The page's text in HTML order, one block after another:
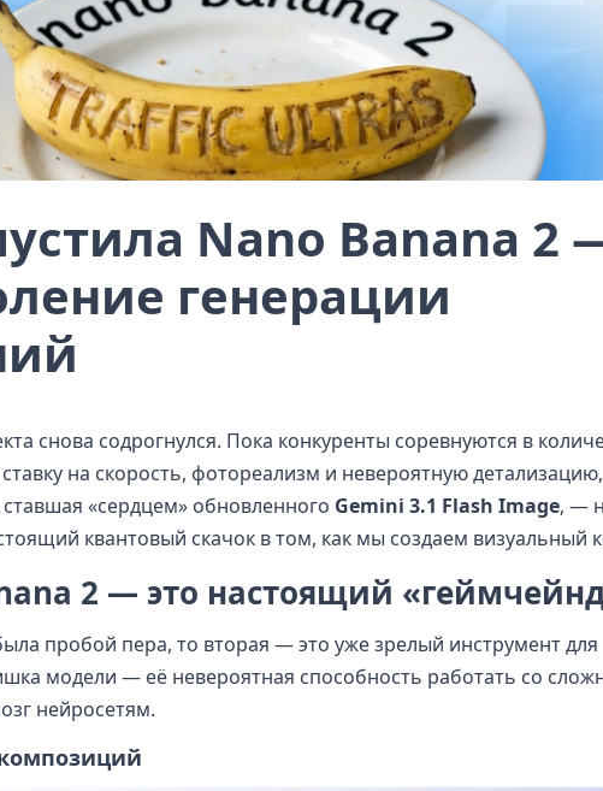
Nano Banana 2
генерации
снова содрогнулся. Пока конкуренты соревнуются в
на скорость, фотореализм и невероятную
«сердцем» обновленного Gemini 3.1 Flash Image, —
квантовый скачок в том, как мы создаем визуальный
2 — это настоящий
пробой пера, то вторая — это уже зрелый инструмент для
модели — её невероятная способность работать со
нейросетям.